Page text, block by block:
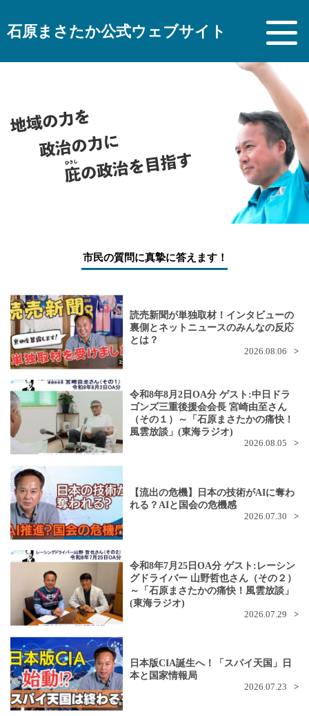
石原まさたか公式ウェブサイト
市民の質問に真摯に答えます！
読売新聞が単独取材！インタビューの
裏側とネットニュースのみんなの反応
とは？
2026.08.06
令和8年8月2日OA分 ゲスト:中日ドラ
ゴンズ三重後援会会長 宮崎由至さん
（その１）～「石原まさたかの痛快！
風雲放談」(東海ラジオ)
2026.08.05
【流出の危機】日本の技術がAIに奪わ
れる？AIと国会の危機感
2026.07.30
令和8年7月25日OA分 ゲスト:レーシン
グドライバー 山野哲也さん（その２）
～「石原まさたかの痛快！風雲放談」
(東海ラジオ)
2026.07.29
日本版CIA誕生へ！「スパイ天国」日
本と国家情報局
2026.07.23